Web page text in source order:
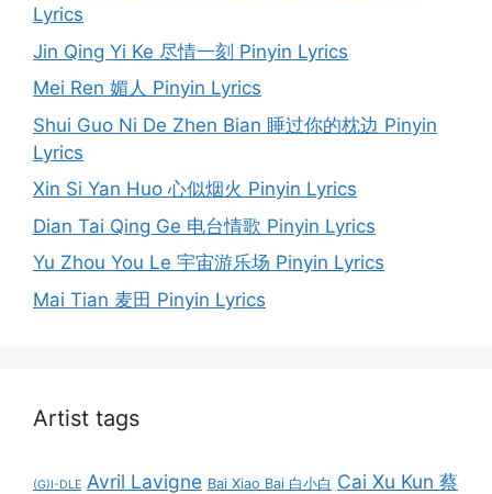
Lyrics
Jin Qing Yi Ke 尽情一刻 Pinyin Lyrics
Mei Ren 媚人 Pinyin Lyrics
Shui Guo Ni De Zhen Bian 睡过你的枕边 Pinyin
Lyrics
Xin Si Yan Huo 心似烟火 Pinyin Lyrics
Dian Tai Qing Ge 电台情歌 Pinyin Lyrics
Yu Zhou You Le 宇宙游乐场 Pinyin Lyrics
Mai Tian 麦田 Pinyin Lyrics
Artist tags
(G)I-DLE Avril Lavigne Bai Xiao Bai 白小白 Cai Xu Kun 蔡